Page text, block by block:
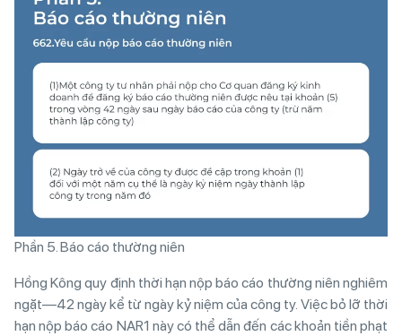
Phần 5. Báo cáo thường niên
Hồng Kông quy định thời hạn nộp báo cáo thường niên nghiêm
ngặt—42 ngày kể từ ngày kỷ niệm của công ty. Việc bỏ lỡ thời
hạn nộp báo cáo NAR1 này có thể dẫn đến các khoản tiền phạt